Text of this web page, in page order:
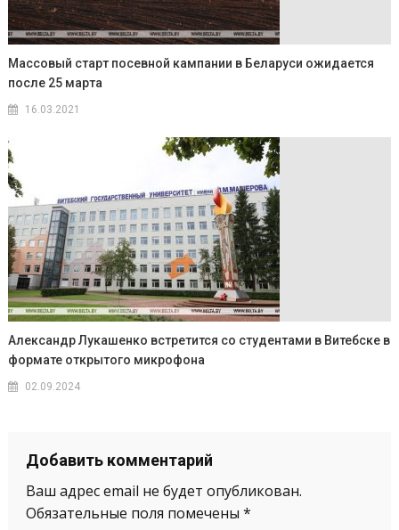
Массовый старт посевной кампании в Беларуси ожидается
после 25 марта
16.03.2021
Александр Лукашенко встретится со студентами в Витебске в
формате открытого микрофона
02.09.2024
Добавить комментарий
Ваш адрес email не будет опубликован.
Обязательные поля помечены *